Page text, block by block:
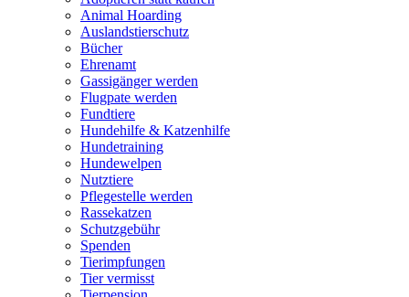
Animal Hoarding
Auslandstierschutz
Bücher
Ehrenamt
Gassigänger werden
Flugpate werden
Fundtiere
Hundehilfe & Katzenhilfe
Hundetraining
Hundewelpen
Nutztiere
Pflegestelle werden
Rassekatzen
Schutzgebühr
Spenden
Tierimpfungen
Tier vermisst